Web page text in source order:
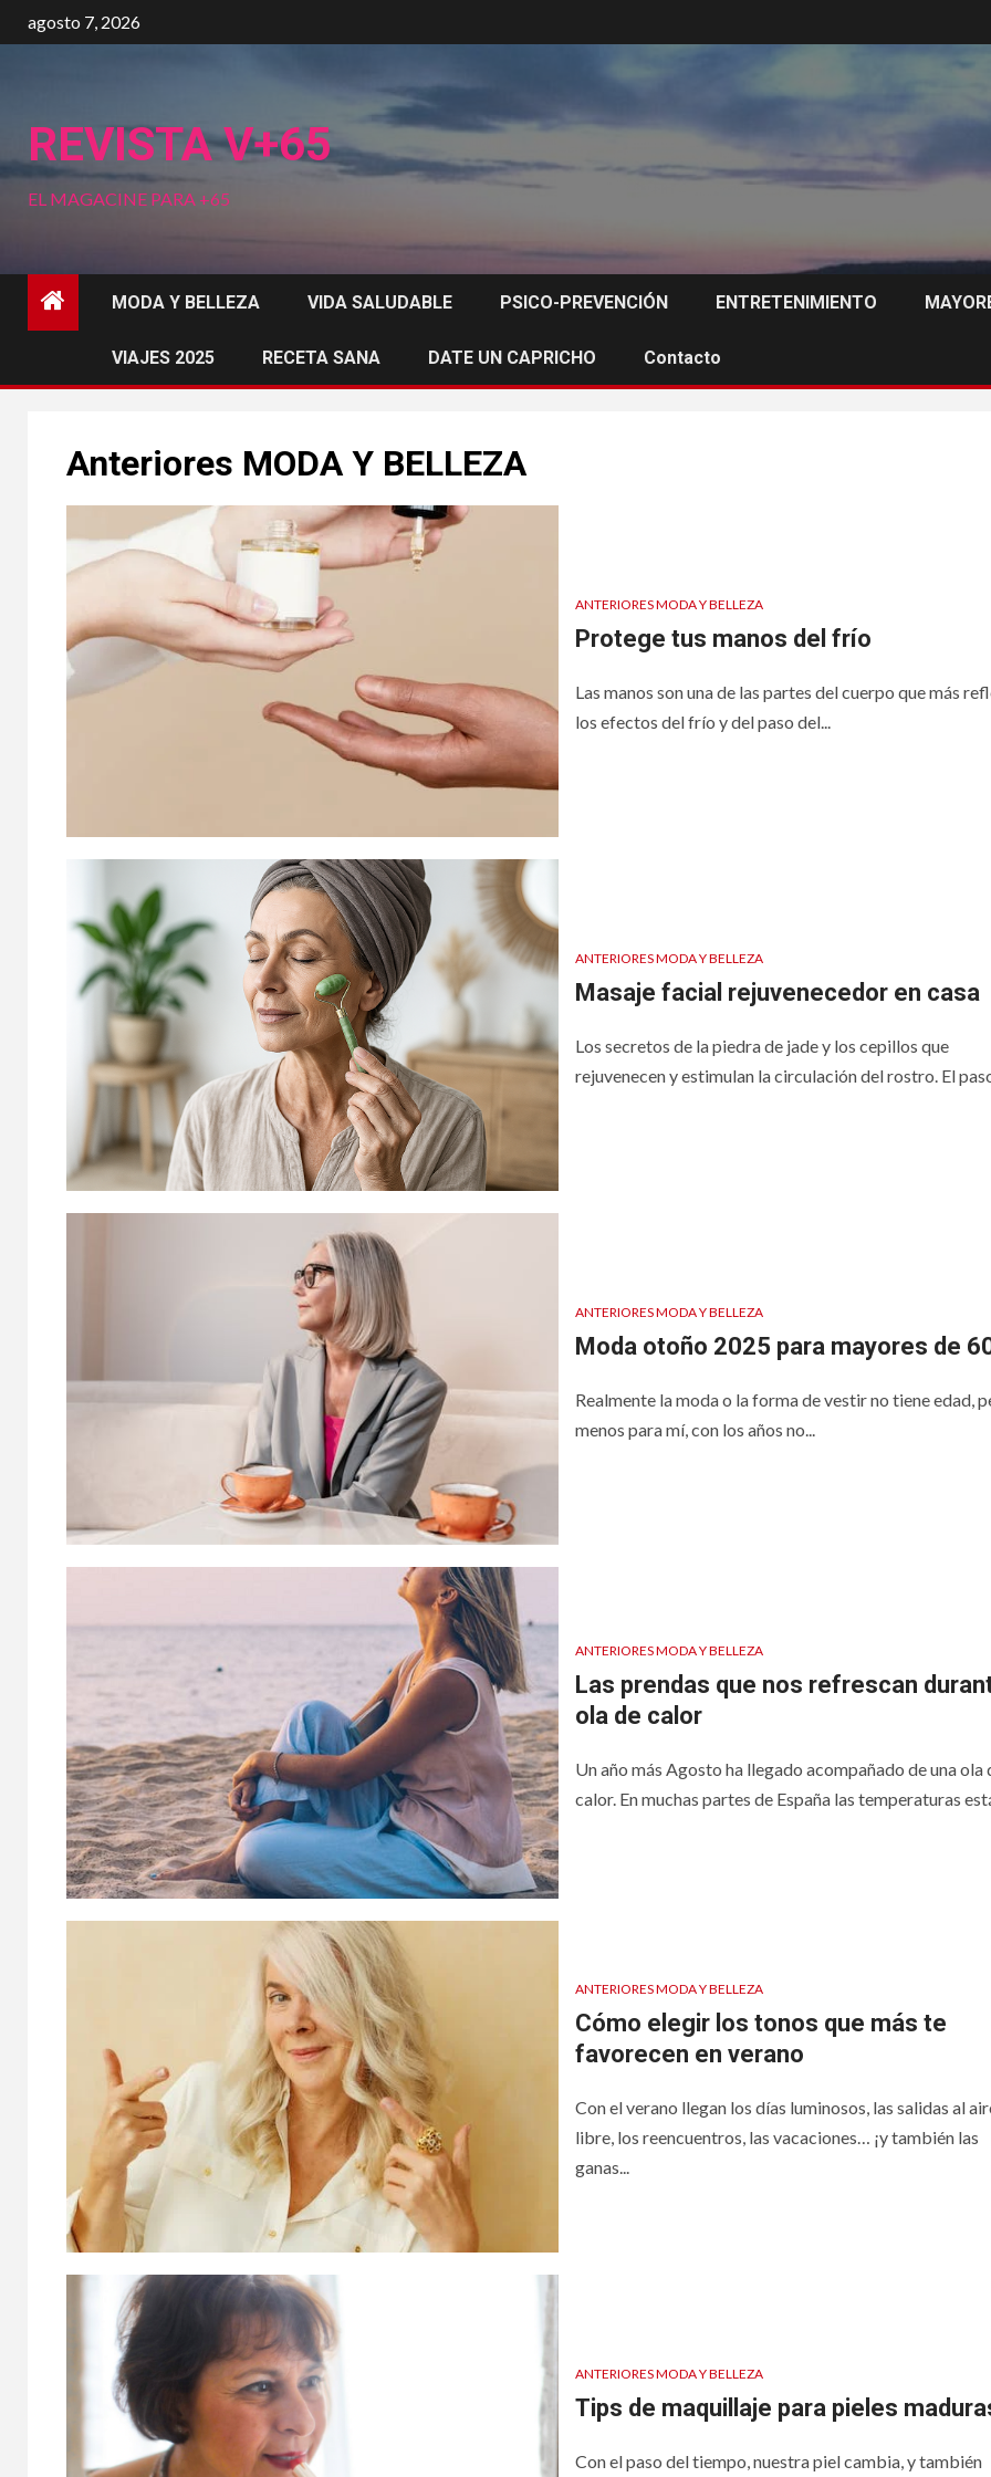
al
agosto 7, 2026
REVISTA V+65
EL MAGACINE PARA +65
MODA Y BELLEZA VIDA SALUDABLE PSICO-PREVENCIÓN ENTRETENIMIENTO
VIAJES 2025 RECETA SANA DATE UN CAPRICHO Contacto
Anteriores MODA Y BELLEZA
ANTERIORES MODA Y BELLEZA
Protege tus manos del frío
Las manos son una de las partes del cuerpo que más
los efectos del frío y del paso del...
ANTERIORES MODA Y BELLEZA
Masaje facial rejuvenecedor en casa
Los secretos de la piedra de jade y los cepillos que
rejuvenecen y estimulan la circulación del rostro. El
ANTERIORES MODA Y BELLEZA
Moda otoño 2025 para mayores de
Realmente la moda o la forma de vestir no tiene edad,
menos para mí, con los años no...
ANTERIORES MODA Y BELLEZA
Las prendas que nos refrescan
ola de calor
Un año más Agosto ha llegado acompañado de una ola
calor. En muchas partes de España las temperaturas
ANTERIORES MODA Y BELLEZA
Cómo elegir los tonos que más te
favorecen en verano
Con el verano llegan los días luminosos, las salidas al
libre, los reencuentros, las vacaciones… ¡y también las
ganas...
ANTERIORES MODA Y BELLEZA
Tips de maquillaje para pieles
Con el paso del tiempo, nuestra piel cambia, y también
MAYORES ONLINE
La membresía, la
nueva tendencia
PSICO-PREVENCIÓN
Vuelve el grupo de
amistad y pareja
para mayores
Tradiciones
navideñas por